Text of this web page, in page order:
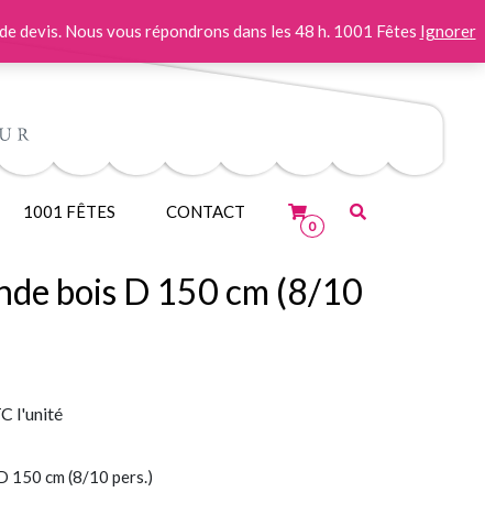
1001 FÊTES CONTACT
0
bois D 150 cm (8/10
l'unité
150 cm (8/10 pers.)
devis. Nous vous répondrons dans les 48 h. 1001 Fêtes Ignorer